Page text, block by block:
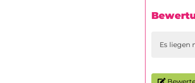
Es liegen